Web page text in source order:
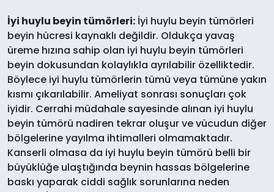
İyi huylu beyin tümörleri: İyi huylu beyin tümörleri
beyin hücresi kaynaklı değildir. Oldukça yavaş
üreme hızına sahip olan iyi huylu beyin tümörleri
beyin dokusundan kolaylıkla ayrılabilir özelliktedir.
Böylece iyi huylu tümörlerin tümü veya tümüne yakın
kısmı çıkarılabilir. Ameliyat sonrası sonuçları çok
iyidir. Cerrahi müdahale sayesinde alınan iyi huylu
beyin tümörü nadiren tekrar oluşur ve vücudun diğer
bölgelerine yayılma ihtimalleri olmamaktadır.
Kanserli olmasa da iyi huylu beyin tümörü belli bir
büyüklüğe ulaştığında beynin hassas bölgelerine
baskı yaparak ciddi sağlık sorunlarına neden